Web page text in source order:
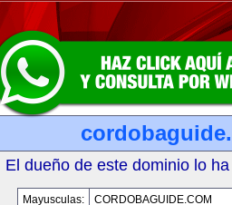
El dueño de este dominio lo
Mayusculas:
CORDOBAGUIDE.COM